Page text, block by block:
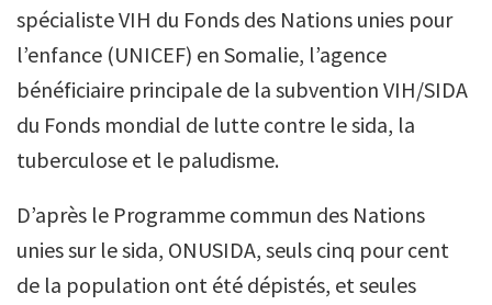
spécialiste VIH du Fonds des Nations unies pour
l’enfance (UNICEF) en Somalie, l’agence
bénéficiaire principale de la subvention VIH/SIDA
du Fonds mondial de lutte contre le sida, la
tuberculose et le paludisme.
D’après le Programme commun des Nations
unies sur le sida, ONUSIDA, seuls cinq pour cent
de la population ont été dépistés, et seules